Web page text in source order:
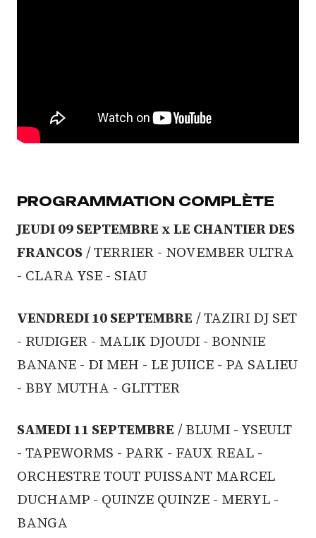
PROGRAMMATION COMPLÈTE
JEUDI 09 SEPTEMBRE x LE CHANTIER DES
FRANCOS/ TERRIER - NOVEMBER ULTRA
- CLARA YSE - SIAU
VENDREDI 10 SEPTEMBRE / TAZIRI DJ SET
- RUDIGER - MALIK DJOUDI - BONNIE
BANANE - DI MEH - LE JUIICE - PA SALIEU
- BBY MUTHA - GLITTER
SAMEDI 11 SEPTEMBRE / BLUMI - YSEULT
- TAPEWORMS - PARK - FAUX REAL -
ORCHESTRE TOUT PUISSANT MARCEL
DUCHAMP - QUINZE QUINZE - MERYL -
BANGA